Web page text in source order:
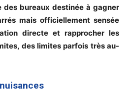
bureaux destinée à gagner
mais officiellement sensée
directe et rapprocher les
des limites parfois très au-